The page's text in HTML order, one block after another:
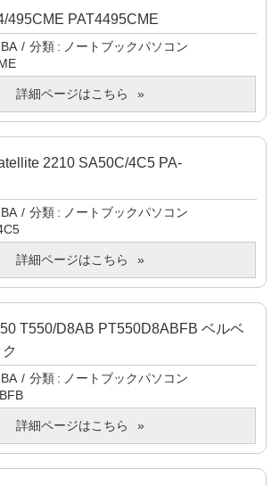
495CME PAT4495CME
分類
ノートブックパソコン
詳細ページはこちら
2210 SA50C/4C5 PA-
分類
ノートブックパソコン
詳細ページはこちら
T550/D8AB PT550D8ABFB ベルベ
分類
ノートブックパソコン
詳細ページはこちら